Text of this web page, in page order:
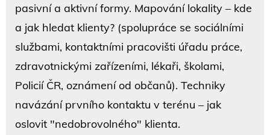
pasivní a aktivní formy. Mapování lokality – kde
a jak hledat klienty? (spolupráce se sociálními
službami, kontaktními pracovišti úřadu práce,
zdravotnickými zařízeními, lékaři, školami,
Policií ČR, oznámení od občanů). Techniky
navázání prvního kontaktu v terénu – jak
oslovit "nedobrovolného" klienta.